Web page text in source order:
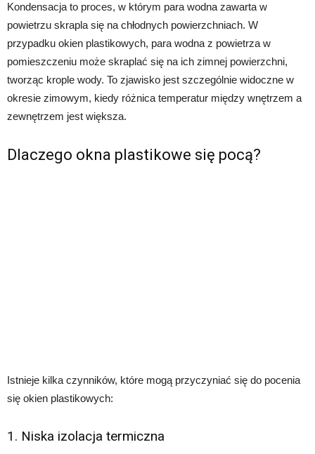
Kondensacja to proces, w którym para wodna zawarta w
powietrzu skrapla się na chłodnych powierzchniach. W
przypadku okien plastikowych, para wodna z powietrza w
pomieszczeniu może skraplać się na ich zimnej powierzchni,
tworząc krople wody. To zjawisko jest szczególnie widoczne w
okresie zimowym, kiedy różnica temperatur między wnętrzem a
zewnętrzem jest większa.
Dlaczego okna plastikowe się pocą?
Istnieje kilka czynników, które mogą przyczyniać się do pocenia
się okien plastikowych:
1. Niska izolacja termiczna